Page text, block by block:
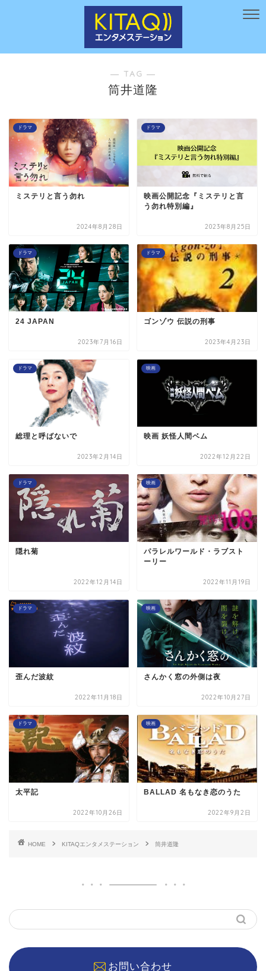
― TAG ―
筒井道隆
ドラマ
ミステリと言う勿れ
2024年8月28日
ドラマ
映画公開記念『ミステリと言
う勿れ特別編』
2023年8月25日
ドラマ
24 JAPAN
2023年7月16日
ドラマ
ゴンゾウ 伝説の刑事
2023年4月23日
ドラマ
総理と呼ばないで
2023年2月14日
映画
映画 妖怪人間ベム
2022年12月22日
ドラマ
隠れ菊
2022年12月14日
映画
パラレルワールド・ラブスト
ーリー
2022年11月19日
ドラマ
歪んだ波紋
2022年11月18日
映画
さんかく窓の外側は夜
2022年10月27日
ドラマ
太平記
2022年10月26日
映画
BALLAD 名もなき恋のうた
2022年9月2日
HOME KITAQエンタメステーション 筒井道隆
お問い合わせ